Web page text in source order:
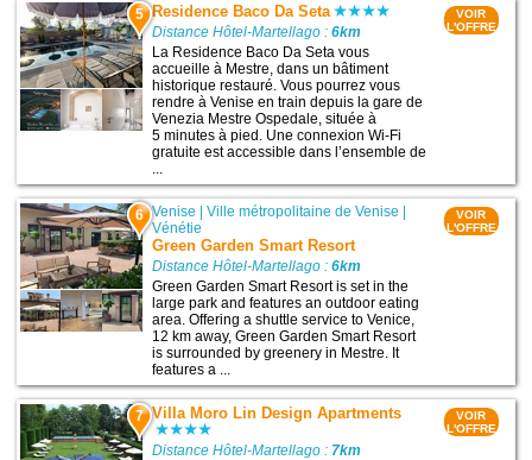
5 Residence Baco Da Seta
Distance Hôtel-Martellago :6km
La Residence Baco Da Seta vous
accueille à Mestre, dans un bâtiment
historique restauré. Vous pourrez vous
rendre à Venise en train depuis la gare de
Venezia Mestre Ospedale, située à
5 minutes à pied. Une connexion Wi-Fi
gratuite est accessible dans l’ensemble de
VOIR
L'OFFRE
6 Venise |Ville métropolitaine de Venise |
Vénétie
Green Garden Smart Resort
Distance Hôtel-Martellago :6km
Green Garden Smart Resort is set in the
large park and features an outdoor eating
area. Offering a shuttle service to Venice,
12 km away, Green Garden Smart Resort
is surrounded by greenery in Mestre. It
features a ...
VOIR
L'OFFRE
7 Villa Moro Lin Design Apartments
Distance Hôtel-Martellago : 7km
VOIR
L'OFFRE